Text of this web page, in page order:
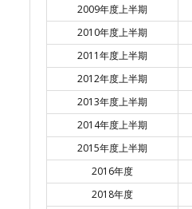
2009年度上半期
2010年度上半期
2011年度上半期
2012年度上半期
2013年度上半期
2014年度上半期
2015年度上半期
2016年度
2018年度